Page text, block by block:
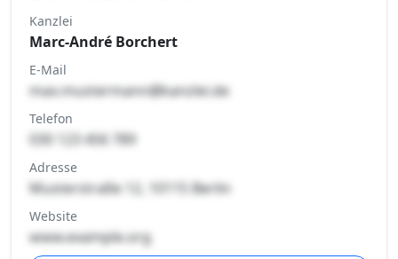
Kanzlei
Marc-André Borchert
E-Mail
max.mustermann@kanzlei.de
Telefon
030 123 456 789
Adresse
Musterstraße 12, 10115 Berlin
Website
www.example.org